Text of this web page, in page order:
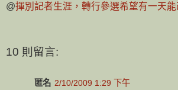
@揮別記者生涯，轉行參選希望有一天
10 則留言:
匿名 2/10/2009 1:29 下午